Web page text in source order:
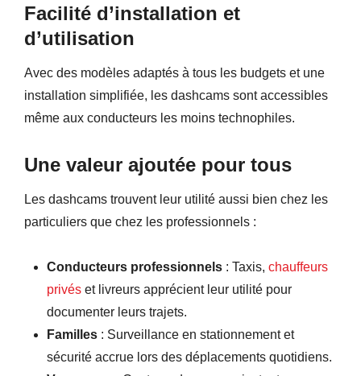
Facilité d’installation et
d’utilisation
Avec des modèles adaptés à tous les budgets et une
installation simplifiée, les dashcams sont accessibles
même aux conducteurs les moins technophiles.
Une valeur ajoutée pour tous
Les dashcams trouvent leur utilité aussi bien chez les
particuliers que chez les professionnels :
Conducteurs professionnels : Taxis, chauffeurs
privés et livreurs apprécient leur utilité pour
documenter leurs trajets.
Familles : Surveillance en stationnement et
sécurité accrue lors des déplacements quotidiens.